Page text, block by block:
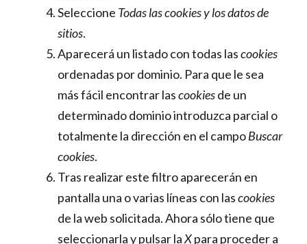
Seleccione Todas lascookiesy los datos de
sitios.
Aparecerá un listado con todas lascookies
ordenadas por dominio. Para que le sea
más fácil encontrar lascookiesde un
determinado dominio introduzca parcial o
totalmente la dirección en el campoBuscar
cookies.
Tras realizar este filtro aparecerán en
pantalla una o varias líneas con lascookies
de la web solicitada. Ahora sólo tiene que
seleccionarla y pulsar laXpara proceder a